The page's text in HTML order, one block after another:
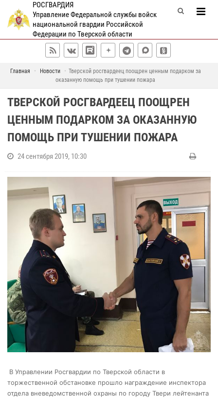
РОСГВАРДИЯ
Управление Федеральной службы войск
национальной гвардии Российской
Федерации по Тверской области
Главная Новости
Тверской росгвардеец поощрен ценным подарком за
оказанную помощь при тушении пожара
ТВЕРСКОЙ РОСГВАРДЕЕЦ ПООЩРЕН
ЦЕННЫМ ПОДАРКОМ ЗА ОКАЗАННУЮ
ПОМОЩЬ ПРИ ТУШЕНИИ ПОЖАРА
24 сентября 2019, 10:30
В Управлении Росгвардии по Тверской области в
торжественной обстановке прошло награждение инспектора
отдела вневедомственной охраны по городу Твери лейтенанта